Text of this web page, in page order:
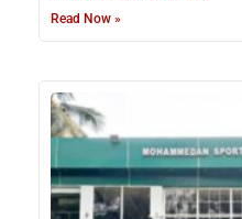
Read Now »